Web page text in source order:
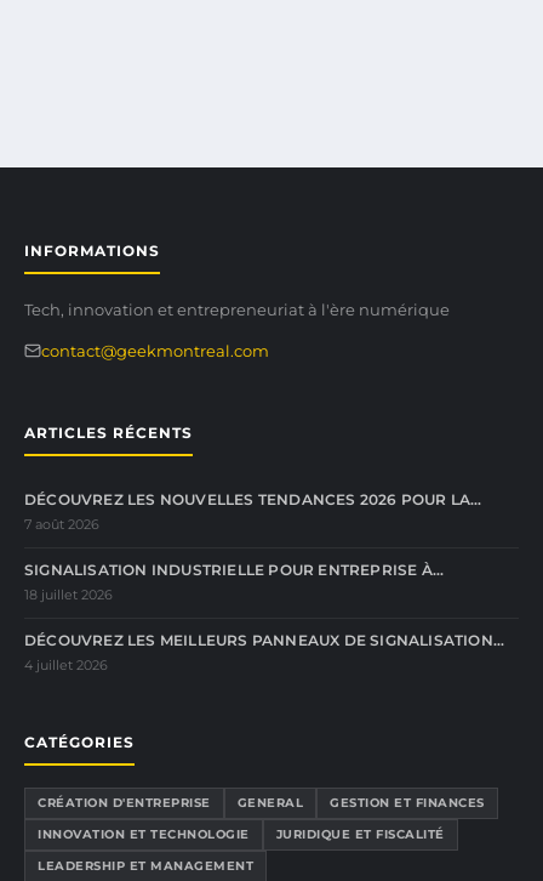
INFORMATIONS
Tech, innovation et entrepreneuriat à l'ère numérique
contact@geekmontreal.com
ARTICLES RÉCENTS
DÉCOUVREZ LES NOUVELLES TENDANCES 2026 POUR LA…
7 août 2026
SIGNALISATION INDUSTRIELLE POUR ENTREPRISE À…
18 juillet 2026
DÉCOUVREZ LES MEILLEURS PANNEAUX DE SIGNALISATION…
4 juillet 2026
CATÉGORIES
CRÉATION D'ENTREPRISE GENERAL
GESTION ET FINANCES
INNOVATION ET TECHNOLOGIE
JURIDIQUE ET FISCALITÉ
LEADERSHIP ET MANAGEMENT